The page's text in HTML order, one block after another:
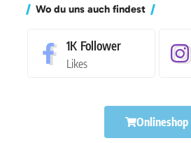
Wo du uns auch findest
1K Follower
Likes
Onlineshop